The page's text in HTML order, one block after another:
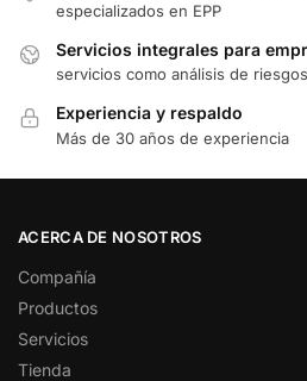
especializados en EPP
Servicios integrales para
servicios como análisis de riesgos
Experiencia y respaldo
Más de 30 años de experiencia
ACERCA DE NOSOTROS
Compañía
Productos
Servicios
Tienda